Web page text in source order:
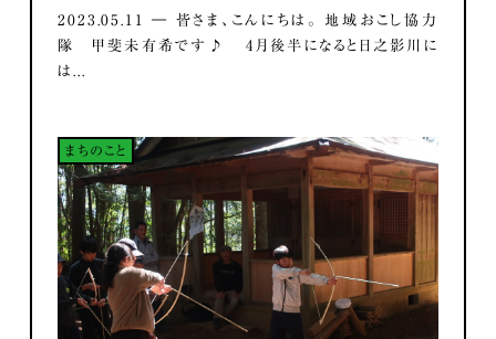
2023.05.11 ― 皆さま、こんにちは。 地域おこし協力
隊 甲斐未有希です♪ 4月後半になると日之影川に
は...
まちのこと